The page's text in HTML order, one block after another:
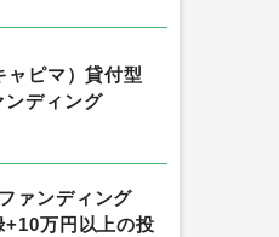
ピマ）貸付型
ンディング
ァンディング
+10万円以上の投